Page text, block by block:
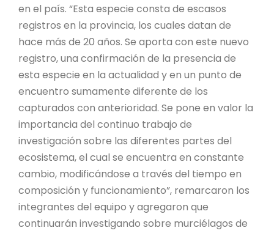
en el país. “Esta especie consta de escasos
registros en la provincia, los cuales datan de
hace más de 20 años. Se aporta con este nuevo
registro, una confirmación de la presencia de
esta especie en la actualidad y en un punto de
encuentro sumamente diferente de los
capturados con anterioridad. Se pone en valor la
importancia del continuo trabajo de
investigación sobre las diferentes partes del
ecosistema, el cual se encuentra en constante
cambio, modificándose a través del tiempo en
composición y funcionamiento”, remarcaron los
integrantes del equipo y agregaron que
continuarán investigando sobre murciélagos de